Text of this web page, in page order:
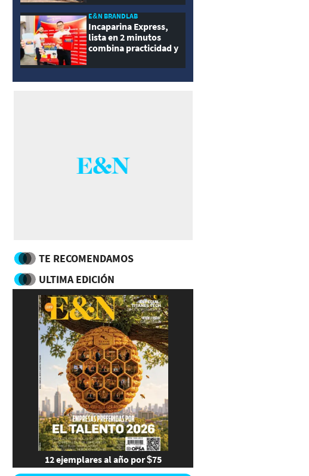
recreación de
Guatemala
E&N BRANDLAB
Incaparina Express,
lista en 2 minutos
combina practicidad y
TE RECOMENDAMOS
ULTIMA EDICIÓN
12 ejemplares al año por $75